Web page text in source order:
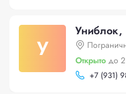
У
Униблок,
Открыто до
+7 (931)